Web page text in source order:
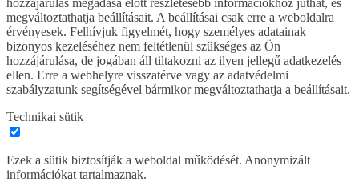
hozzájárulás megadása előtt részletesebb információkhoz juthat, és
megváltoztathatja beállításait. A beállításai csak erre a weboldalra
érvényesek. Felhívjuk figyelmét, hogy személyes adatainak
bizonyos kezeléséhez nem feltétlenül szükséges az Ön
hozzájárulása, de jogában áll tiltakozni az ilyen jellegű adatkezelés
ellen. Erre a webhelyre visszatérve vagy az adatvédelmi
szabályzatunk segítségével bármikor megváltoztathatja a beállításait.
Technikai sütik
Ezek a sütik biztosítják a weboldal működését. Anonymizált
információkat tartalmaznak.